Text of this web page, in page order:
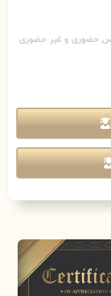
حضوری و غیر حضوری